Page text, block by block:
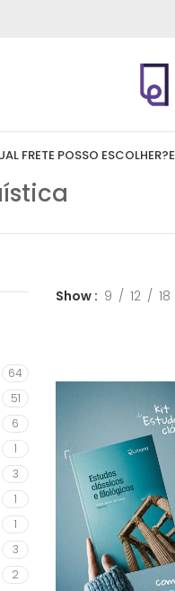
FRETE POSSO ESCOLHER?
64
51
6
1
3
1
1
3
2
Show 9 12 18